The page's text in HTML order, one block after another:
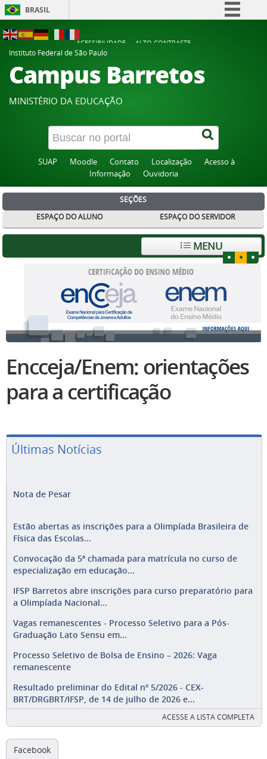
BRASIL
Participe
Acesso à informação
Canais
ACESSIBILIDADE
ALTO CONTRASTE
Instituto Federal de São Paulo
Campus Barretos
MINISTÉRIO DA EDUCAÇÃO
SUAP Moodle Contato Localização
Acesso à
Informação
Ouvidoria
SEÇÕES
ESPAÇO DO ALUNO
ESPAÇO DO SERVIDOR
MENU
Encceja/Enem: orientações
para a certificação
Últimas Notícias
Nota de Pesar
Estão abertas as inscrições para a Olimpíada Brasileira de
Física das Escolas...
Convocação da 5ª chamada para matrícula no curso de
especialização em educação...
IFSP Barretos abre inscrições para curso preparatório para
a Olimpíada Nacional...
Vagas remanescentes - Processo Seletivo para a Pós-
Graduação Lato Sensu em...
Processo Seletivo de Bolsa de Ensino – 2026: Vaga
remanescente
Resultado preliminar do Edital nº 5/2026 - CEX-
BRT/DRGBRT/IFSP, de 14 de julho de 2026 e...
ACESSE A LISTA COMPLETA
Facebook